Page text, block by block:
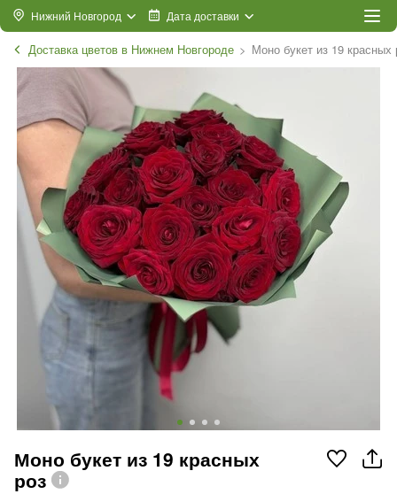
Нижний Новгород Дата доставки
Доставка цветов в Нижнем Новгороде Моно букет из 19 красных
Моно букет из 19 красных
роз